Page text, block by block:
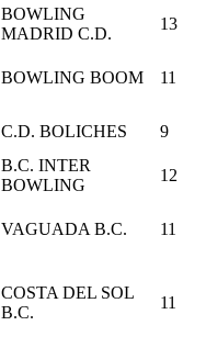
BOWLING
MADRID C.D.
13
BOWLING BOOM 11
C.D. BOLICHES
9
B.C. INTER
BOWLING
12
VAGUADA B.C. 11
COSTA DEL SOL
B.C.
11